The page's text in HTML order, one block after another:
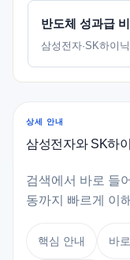
반도체 성과급
삼성전자·SK하이
상세 안내
삼성전자와 SK하
검색에서 바로 들
동까지 빠르게 이
핵심 안내 바